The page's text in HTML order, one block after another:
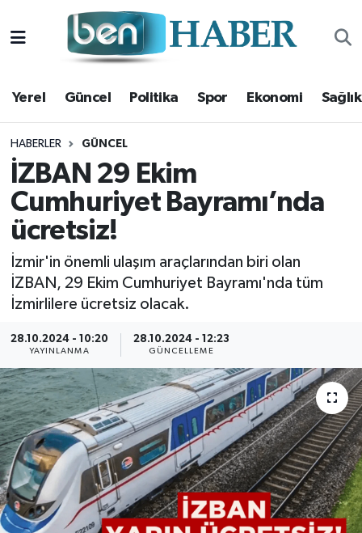
Yerel Güncel Politika Spor Ekonomi Sağlık
HABERLER GÜNCEL
İZBAN 29 Ekim
Cumhuriyet Bayramı’nda
ücretsiz!
İzmir'in önemli ulaşım araçlarından biri olan
İZBAN, 29 Ekim Cumhuriyet Bayramı'nda tüm
İzmirlilere ücretsiz olacak.
28.10.2024 - 10:20
YAYINLANMA
28.10.2024 - 12:23
GÜNCELLEME
Yerel
Güncel
Politika
Spor
Ekonomi
Sağlık
Magazin
Kültür Sanat
Resmi Reklam
Röportajlar
Hava Durumu
Trafik Durumu
Süper Lig Puan Durumu ve Fikstür
Tüm Manşetler
Son Dakika Haberleri
Haber Arşivi